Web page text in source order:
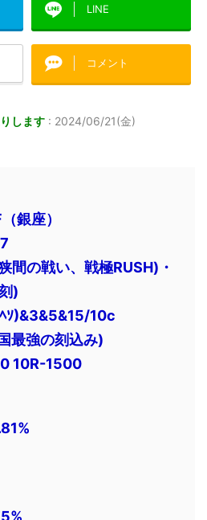
LINE
コメント
します : 2024/06/21(金)
銀座）
間の戦い、戦極RUSH)・
)
ｿ)&3&5&15/10c
最強の刻込み)
10R-1500